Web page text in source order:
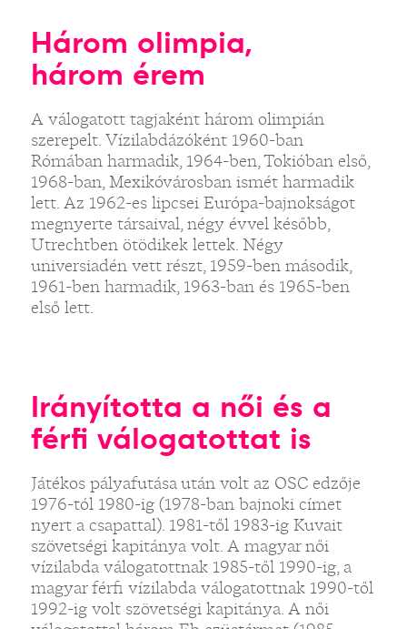
Három olimpia,
három érem
A válogatott tagjaként három olimpián
szerepelt. Vízilabdázóként 1960-ban
Rómában harmadik, 1964-ben, Tokióban első,
1968-ban, Mexikóvárosban ismét harmadik
lett. Az 1962-es lipcsei Európa-bajnokságot
megnyerte társaival, négy évvel később,
Utrechtben ötödikek lettek. Négy
universiadén vett részt, 1959-ben második,
1961-ben harmadik, 1963-ban és 1965-ben
első lett.
Irányította a női és a
férfi válogatottat is
Játékos pályafutása után volt az OSC edzője
1976-tól 1980-ig (1978-ban bajnoki címet
nyert a csapattal). 1981-től 1983-ig Kuvait
szövetségi kapitánya volt. A magyar női
vízilabda válogatottnak 1985-től 1990-ig, a
magyar férfi vízilabda válogatottnak 1990-től
1992-ig volt szövetségi kapitánya. A női